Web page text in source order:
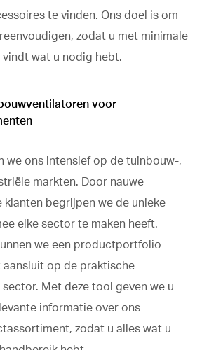
te vinden. Ons doel is om
zodat u met minimale
wat u nodig hebt.
voor
we ons intensief op de tuinbouw-,
markten. Door nauwe
begrijpen we de unieke
elke sector te maken heeft.
we een productportfolio
op de praktische
Met deze tool geven we u
informatie over ons
zodat u alles wat u